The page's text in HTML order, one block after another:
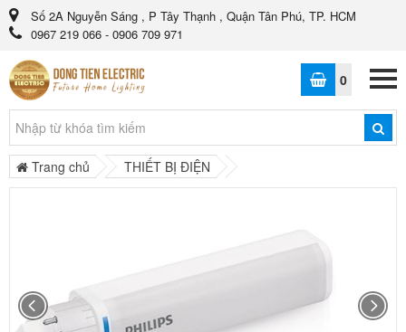
Số 2A Nguyễn Sáng , P Tây Thạnh , Quận Tân Phú, TP. HCM
0967 219 066 - 0906 709 971
0
Trang chủ THIẾT BỊ ĐIỆN